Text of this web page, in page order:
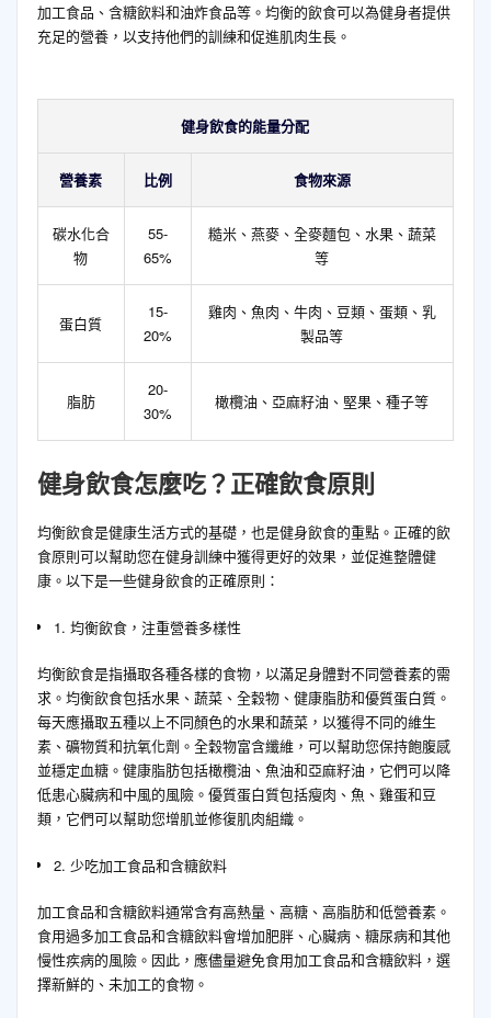
加工食品、含糖飲料和油炸食品等。均衡的飲食可以為健身者提供
充足的營養，以支持他們的訓練和促進肌肉生長。
健身飲食的能量分配
營養素 比例 食物來源
碳水化合
物
55-
65%
糙米、燕麥、全麥麵包、水果、蔬菜
等
蛋白質
15-
20%
雞肉、魚肉、牛肉、豆類、蛋類、乳
製品等
脂肪
20-
30%
橄欖油、亞麻籽油、堅果、種子等
健身飲食怎麼吃？正確飲食原則
均衡飲食是健康生活方式的基礎，也是健身飲食的重點。正確的飲
食原則可以幫助您在健身訓練中獲得更好的效果，並促進整體健
康。以下是一些健身飲食的正確原則：
1. 均衡飲食，注重營養多樣性
均衡飲食是指攝取各種各樣的食物，以滿足身體對不同營養素的需
求。均衡飲食包括水果、蔬菜、全穀物、健康脂肪和優質蛋白質。
每天應攝取五種以上不同顏色的水果和蔬菜，以獲得不同的維生
素、礦物質和抗氧化劑。全穀物富含纖維，可以幫助您保持飽腹感
並穩定血糖。健康脂肪包括橄欖油、魚油和亞麻籽油，它們可以降
低患心臟病和中風的風險。優質蛋白質包括瘦肉、魚、雞蛋和豆
類，它們可以幫助您增肌並修復肌肉組織。
2. 少吃加工食品和含糖飲料
加工食品和含糖飲料通常含有高熱量、高糖、高脂肪和低營養素。
食用過多加工食品和含糖飲料會增加肥胖、心臟病、糖尿病和其他
慢性疾病的風險。因此，應儘量避免食用加工食品和含糖飲料，選
擇新鮮的、未加工的食物。